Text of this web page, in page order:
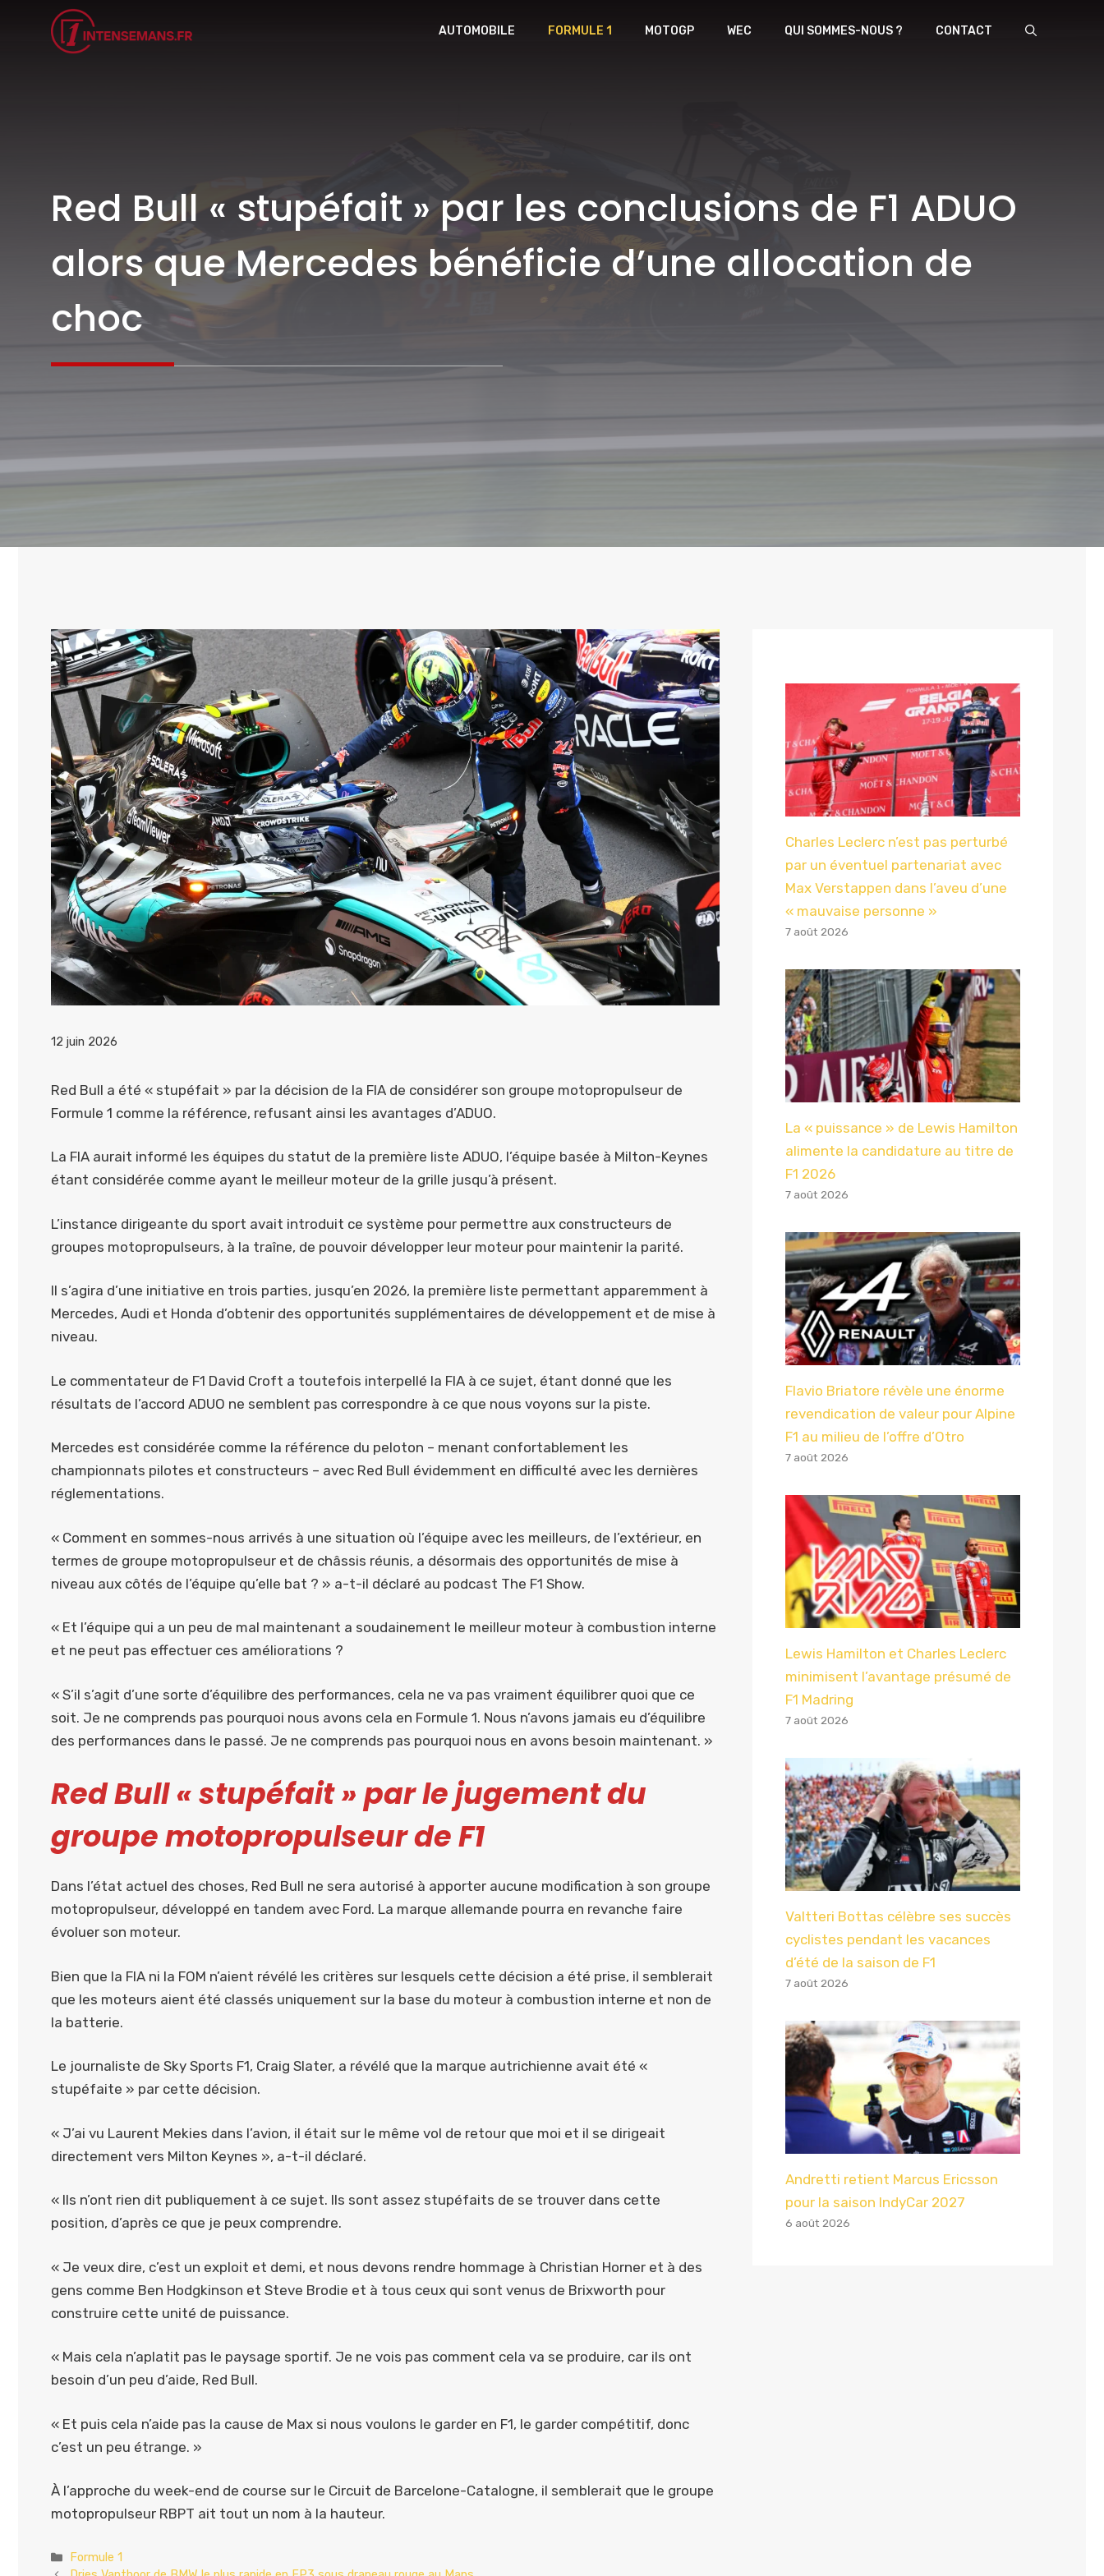
AUTOMOBILE FORMULE 1 MOTOGP WEC QUI SOMMES-NOUS ? CONTACT
Red Bull « stupéfait » par les conclusions de F1 ADUO
alors que Mercedes bénéficie d’une allocation de
choc
12 juin 2026
Red Bull a été « stupéfait » par la décision de la FIA de considérer son groupe motopropulseur de
Formule 1 comme la référence, refusant ainsi les avantages d’ADUO.
La FIA aurait informé les équipes du statut de la première liste ADUO, l’équipe basée à Milton-Keynes
étant considérée comme ayant le meilleur moteur de la grille jusqu’à présent.
L’instance dirigeante du sport avait introduit ce système pour permettre aux constructeurs de
groupes motopropulseurs, à la traîne, de pouvoir développer leur moteur pour maintenir la parité.
Il s’agira d’une initiative en trois parties, jusqu’en 2026, la première liste permettant apparemment à
Mercedes, Audi et Honda d’obtenir des opportunités supplémentaires de développement et de mise à
niveau.
Le commentateur de F1 David Croft a toutefois interpellé la FIA à ce sujet, étant donné que les
résultats de l’accord ADUO ne semblent pas correspondre à ce que nous voyons sur la piste.
Mercedes est considérée comme la référence du peloton – menant confortablement les
championnats pilotes et constructeurs – avec Red Bull évidemment en difficulté avec les dernières
réglementations.
« Comment en sommes-nous arrivés à une situation où l’équipe avec les meilleurs, de l’extérieur, en
termes de groupe motopropulseur et de châssis réunis, a désormais des opportunités de mise à
niveau aux côtés de l’équipe qu’elle bat ? » a-t-il déclaré au podcast The F1 Show.
« Et l’équipe qui a un peu de mal maintenant a soudainement le meilleur moteur à combustion interne
et ne peut pas effectuer ces améliorations ?
« S’il s’agit d’une sorte d’équilibre des performances, cela ne va pas vraiment équilibrer quoi que ce
soit. Je ne comprends pas pourquoi nous avons cela en Formule 1. Nous n’avons jamais eu d’équilibre
des performances dans le passé. Je ne comprends pas pourquoi nous en avons besoin maintenant. »
Red Bull « stupéfait » par le jugement du
groupe motopropulseur de F1
Dans l’état actuel des choses, Red Bull ne sera autorisé à apporter aucune modification à son groupe
motopropulseur, développé en tandem avec Ford. La marque allemande pourra en revanche faire
évoluer son moteur.
Bien que la FIA ni la FOM n’aient révélé les critères sur lesquels cette décision a été prise, il semblerait
que les moteurs aient été classés uniquement sur la base du moteur à combustion interne et non de
la batterie.
Le journaliste de Sky Sports F1, Craig Slater, a révélé que la marque autrichienne avait été «
stupéfaite » par cette décision.
« J’ai vu Laurent Mekies dans l’avion, il était sur le même vol de retour que moi et il se dirigeait
directement vers Milton Keynes », a-t-il déclaré.
« Ils n’ont rien dit publiquement à ce sujet. Ils sont assez stupéfaits de se trouver dans cette
position, d’après ce que je peux comprendre.
« Je veux dire, c’est un exploit et demi, et nous devons rendre hommage à Christian Horner et à des
gens comme Ben Hodgkinson et Steve Brodie et à tous ceux qui sont venus de Brixworth pour
construire cette unité de puissance.
« Mais cela n’aplatit pas le paysage sportif. Je ne vois pas comment cela va se produire, car ils ont
besoin d’un peu d’aide, Red Bull.
« Et puis cela n’aide pas la cause de Max si nous voulons le garder en F1, le garder compétitif, donc
c’est un peu étrange. »
À l’approche du week-end de course sur le Circuit de Barcelone-Catalogne, il semblerait que le groupe
motopropulseur RBPT ait tout un nom à la hauteur.
Catégories
Formule 1
Charles Leclerc n’est pas perturbé
par un éventuel partenariat avec
Max Verstappen dans l’aveu d’une
« mauvaise personne »
7 août 2026
La « puissance » de Lewis Hamilton
alimente la candidature au titre de
F1 2026
7 août 2026
Flavio Briatore révèle une énorme
revendication de valeur pour Alpine
F1 au milieu de l’offre d’Otro
7 août 2026
Lewis Hamilton et Charles Leclerc
minimisent l’avantage présumé de
F1 Madring
7 août 2026
Valtteri Bottas célèbre ses succès
cyclistes pendant les vacances
d’été de la saison de F1
7 août 2026
Andretti retient Marcus Ericsson
pour la saison IndyCar 2027
6 août 2026